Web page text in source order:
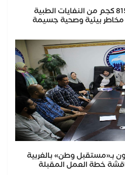
محافظ كفر الشيخ.. ضبط 815 كجم من النفايات الطبية
مخاطر بيئية وصحية جسيمة
بـ«مستقبل وطن» بالغربية
خطة العمل المقبلة